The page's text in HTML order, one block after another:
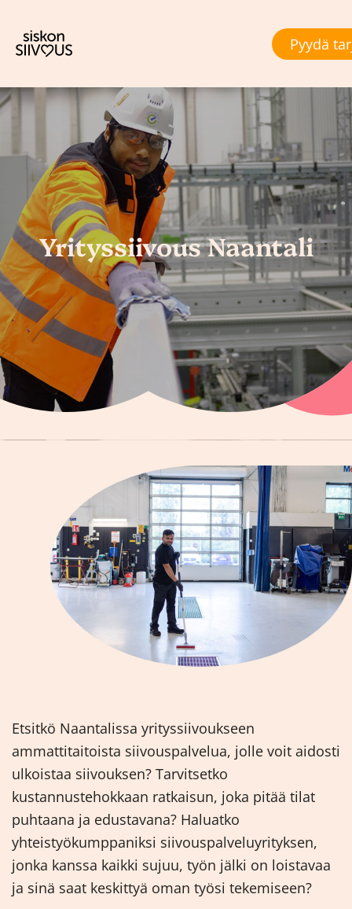
Pyydä
Yrityssiivous Naantali
Etsitkö Naantalissa yrityssiivoukseen
ammattitaitoista siivouspalvelua, jolle voit aidosti
ulkoistaa siivouksen? Tarvitsetko
kustannustehokkaan ratkaisun, joka pitää tilat
puhtaana ja edustavana? Haluatko
yhteistyökumppaniksi siivouspalveluyrityksen,
jonka kanssa kaikki sujuu, työn jälki on loistavaa
ja sinä saat keskittyä oman työsi tekemiseen?